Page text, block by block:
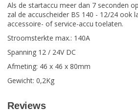
Als de startaccu meer dan 7 seconden
zal de accuscheider BS 140 - 12/24 ook
accessoire- of service-accu toelaten.
Stroomsterkte max.: 140A
Spanning 12 / 24V DC
Afmeting: 46 x 46 x 80mm
Gewicht: 0,2Kg
Reviews